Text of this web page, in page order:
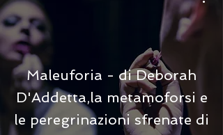
Maleuforia - di Deborah
D'Addetta,la metamoforsi e
le peregrinazioni sfrenate di